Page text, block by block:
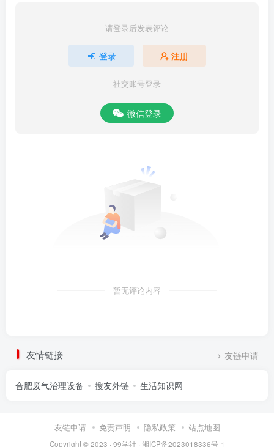
请登录后发表评论
登录 注册
社交账号登录
微信登录
暂无评论内容
友情链接 友链申请
合肥废气治理设备 搜友外链 生活知识网
友链申请 免责声明 隐私政策 站点地图
Copyright © 2023 · 99学社 · 湘ICP备2023018336号-1